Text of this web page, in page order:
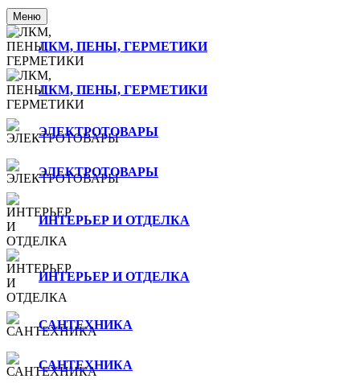
Меню
ЛКМ, ПЕНЫ, ГЕРМЕТИКИ
ЛКМ, ПЕНЫ, ГЕРМЕТИКИ
ЭЛЕКТРОТОВАРЫ
ЭЛЕКТРОТОВАРЫ
ИНТЕРЬЕР И ОТДЕЛКА
ИНТЕРЬЕР И ОТДЕЛКА
САНТЕХНИКА
САНТЕХНИКА